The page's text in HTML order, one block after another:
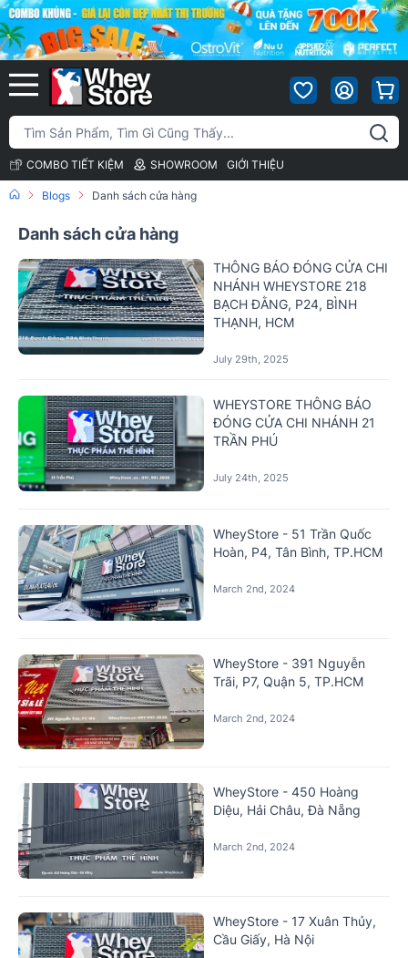
COMBO TIẾT KIỆM SHOWROOM GIỚI THIỆU
Blogs Danh sách cửa hàng
Danh sách cửa hàng
THÔNG BÁO ĐÓNG CỬA CHI
NHÁNH WHEYSTORE 218
BẠCH ĐẰNG, P24, BÌNH
THẠNH, HCM
July 29th, 2025
WHEYSTORE THÔNG BÁO
ĐÓNG CỬA CHI NHÁNH 21
TRẦN PHÚ
July 24th, 2025
WheyStore - 51 Trần Quốc
Hoàn, P4, Tân Bình, TP.HCM
March 2nd, 2024
WheyStore - 391 Nguyễn
Trãi, P7, Quận 5, TP.HCM
March 2nd, 2024
WheyStore - 450 Hoàng
Diệu, Hải Châu, Đà Nẵng
March 2nd, 2024
WheyStore - 17 Xuân Thủy,
Cầu Giấy, Hà Nội